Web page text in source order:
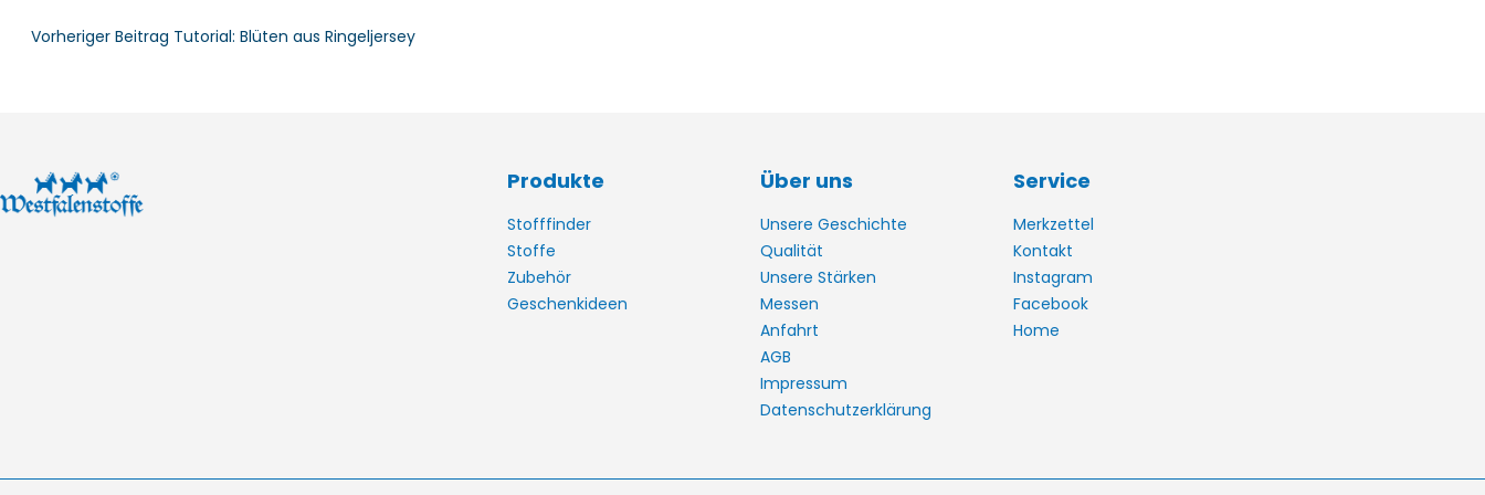
Vorheriger Beitrag Tutorial: Blüten aus Ringeljersey
Produkte
Stofffinder
Stoffe
Zubehör
Geschenkideen
Über uns
Unsere Geschichte
Qualität
Unsere Stärken
Messen
Anfahrt
AGB
Impressum
Datenschutzerklärung
Service
Merkzettel
Kontakt
Instagram
Facebook
Home